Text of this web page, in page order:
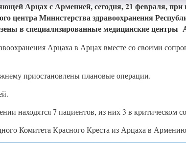
Арцах с Арменией, сегодня, 21 февраля,
центра Министерства здравоохранения
в специализированные медицинские центры
Арцаха в Арцах вместе со своими
приостановлены плановые операции.
находятся 7 пациентов, из них 3 в критическом
Комитета Красного Креста из Арцаха в